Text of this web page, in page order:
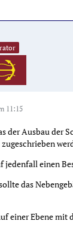
11:15
der Ausbau der
jedenfall einen
das
einer Ebene mit